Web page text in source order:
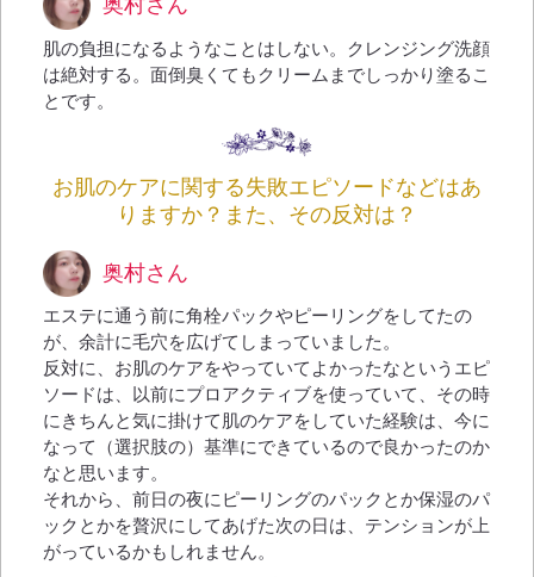
肌の負担になるようなことはしない。クレンジング洗顔
は絶対する。面倒臭くてもクリームまでしっかり塗るこ
とです。
お肌のケアに関する失敗エピソードなどはあ
りますか？また、その反対は？
奥村さん
エステに通う前に角栓パックやピーリングをしてたの
が、余計に毛穴を広げてしまっていました。
反対に、お肌のケアをやっていてよかったなというエピ
ソードは、以前にプロアクティブを使っていて、その時
にきちんと気に掛けて肌のケアをしていた経験は、今に
なって（選択肢の）基準にできているので良かったのか
なと思います。
それから、前日の夜にピーリングのパックとか保湿のパ
ックとかを贅沢にしてあげた次の日は、テンションが上
がっているかもしれません。